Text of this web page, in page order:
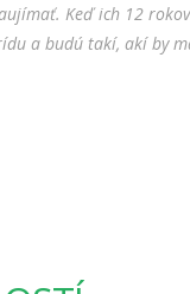
Keď ich 12
a budú takí, akí by